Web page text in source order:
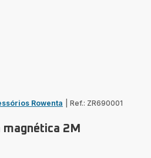
Rowenta Ref.: ZR690001
2M